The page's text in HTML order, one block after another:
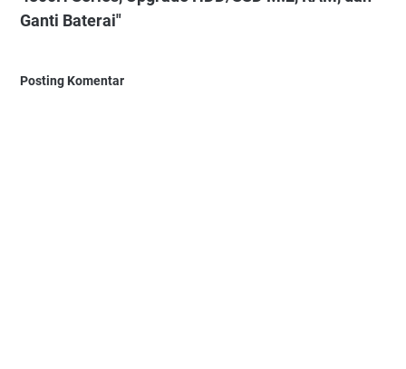
Ganti Baterai"
Posting Komentar